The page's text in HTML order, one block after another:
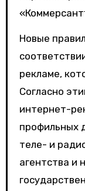
Новые
рекламе,
Согласно
интернет-
профильных
теле- и
агентства и